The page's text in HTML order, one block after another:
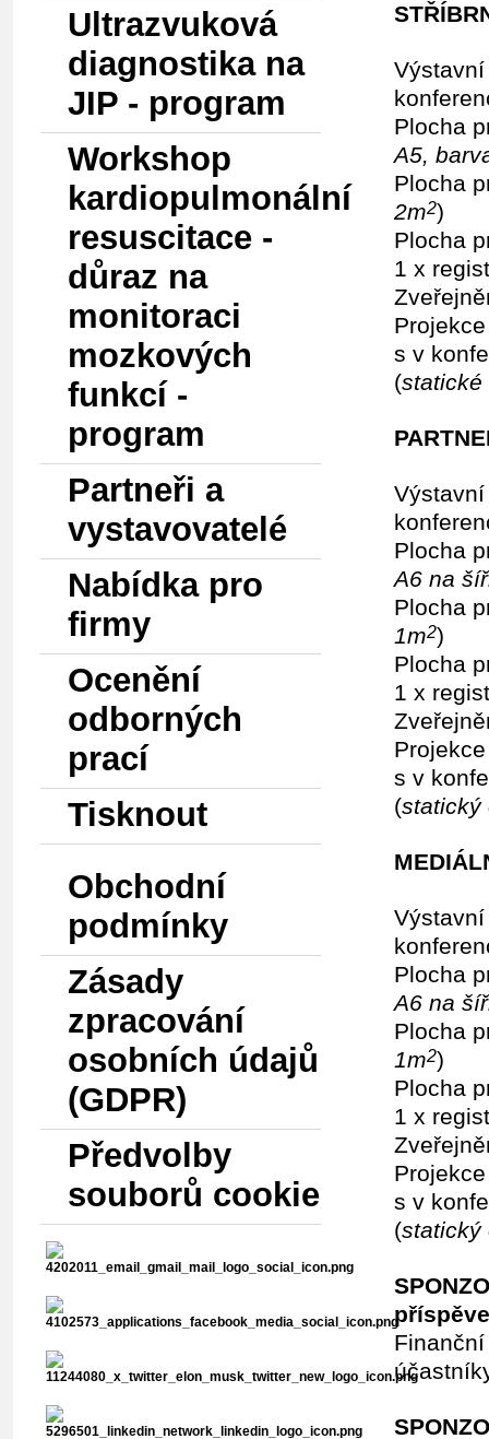
Ultrazvuková
diagnostika na
JIP - program
Workshop
kardiopulmonální
resuscitace -
důraz na
monitoraci
mozkových
funkcí -
program
Partneři a
vystavovatelé
Nabídka pro
firmy
Ocenění
odborných
prací
Tisknout
Obchodní
podmínky
Zásady
zpracování
osobních údajů
(GDPR)
Předvolby
souborů cookie
Plocha
A5,
Plocha
2m2)
Plocha
1 x
s v
(statické
Plocha
A6 na
Plocha
1m2)
Plocha
1 x
s v
(statický
Plocha
A6 na
Plocha
1m2)
Plocha
1 x
s v
(statický